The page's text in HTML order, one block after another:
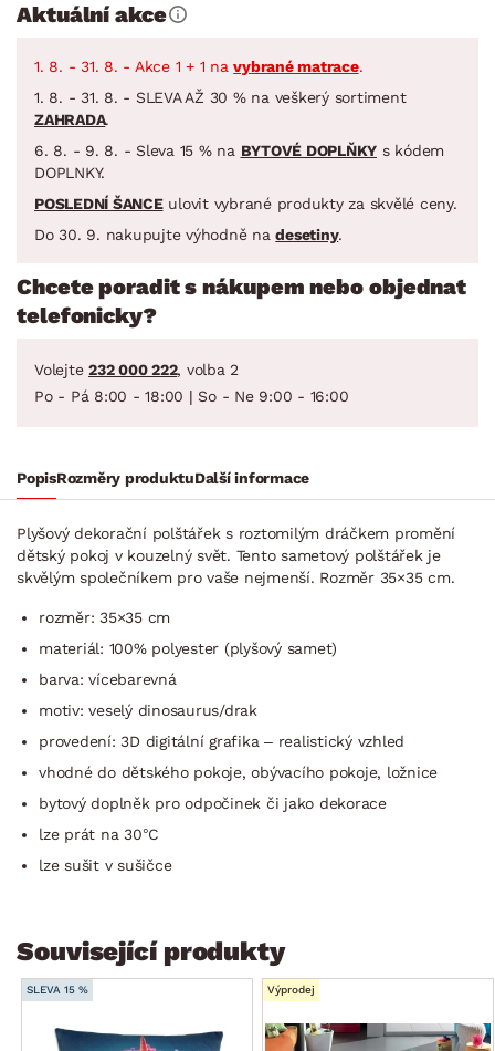
Aktuální akce
1. 8. - 31. 8. - Akce 1 + 1 navybrané matrace.
1. 8. - 31. 8. - SLEVA AŽ 30 % na veškerý sortiment
ZAHRADA.
6. 8. - 9. 8. - Sleva 15 % na BYTOVÉ DOPLŇKY s kódem
DOPLNKY.
POSLEDNÍ ŠANCEulovit vybrané produkty za skvělé ceny.
Do 30. 9. nakupujte výhodně nadesetiny.
Chcete poradit s nákupem nebo objednat
telefonicky?
Volejte 232 000 222, volba 2
Po - Pá 8:00 - 18:00 | So - Ne 9:00 - 16:00
PopisRozměry produktuDalší informace
Plyšový dekorační polštářek s roztomilým dráčkem promění
dětský pokoj v kouzelný svět. Tento sametový polštářek je
skvělým společníkem pro vaše nejmenší. Rozměr 35×35 cm.
rozměr: 35×35 cm
materiál: 100% polyester (plyšový samet)
barva: vícebarevná
motiv: veselý dinosaurus/drak
provedení: 3D digitální grafika – realistický vzhled
vhodné do dětského pokoje, obývacího pokoje, ložnice
bytový doplněk pro odpočinek či jako dekorace
lze prát na 30°C
lze sušit v sušičce
Související produkty
SLEVA 15 % Výprodej